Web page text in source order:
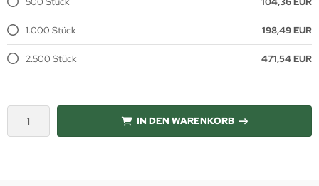
1.000 Stück 198,49 EUR
2.500 Stück 471,54 EUR
IN DEN WARENKORB